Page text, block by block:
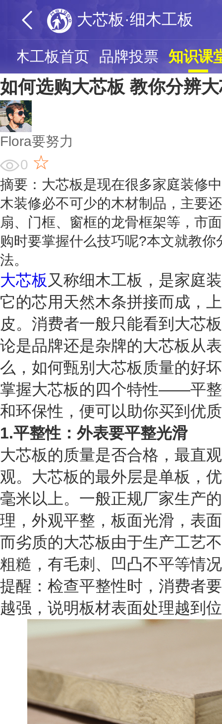
大芯板·细木工板
木工板首页 品牌投票 知识课
如何选购大芯板 教你分辨
Flora要努力
0 ☆
摘要：大芯板是现在很多家庭装修
木装修必不可少的木材制品，主要
扇、门框、窗框的龙骨框架等，市
购时要掌握什么技巧呢?本文就教
法。
大芯板 又称细木工板，是家庭
它的芯用天然木条拼接而成，
皮。消费者一般只能看到大芯
论是品牌还是杂牌的大芯板从
么，如何甄别大芯板质量的好
掌握大芯板的四个特性——平
和环保性，便可以助你买到优
1.平整性：外表要平整光滑
大芯板的质量是否合格，最直
观。大芯板的最外层是单板，
毫米以上。一般正规厂家生产
理，外观平整，板面光滑，表
而劣质的大芯板由于生产工艺
粗糙，有毛刺、凹凸不平等情
提醒：检查平整性时，消费者
越强，说明板材表面处理越到